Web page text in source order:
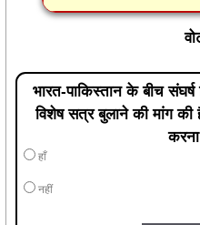
भारत-पाकिस्तान के बीच
विशेष सत्र बुलाने की मांग की
करना
हाँ
नहीं